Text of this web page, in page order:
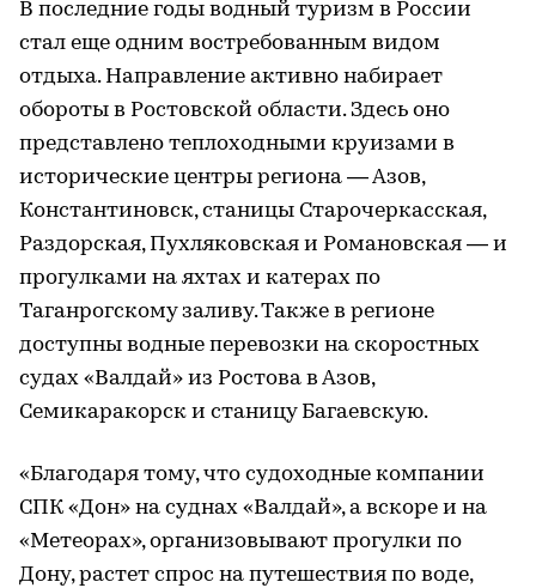
В последние годы водный туризм в России
стал еще одним востребованным видом
отдыха. Направление активно набирает
обороты в Ростовской области. Здесь оно
представлено теплоходными круизами в
исторические центры региона — Азов,
Константиновск, станицы Старочеркасская,
Раздорская, Пухляковская и Романовская — и
прогулками на яхтах и катерах по
Таганрогскому заливу. Также в регионе
доступны водные перевозки на скоростных
судах «Валдай» из Ростова в Азов,
Семикаракорск и станицу Багаевскую.
«Благодаря тому, что судоходные компании
СПК «Дон» на суднах «Валдай», а вскоре и на
«Метеорах», организовывают прогулки по
Дону, растет спрос на путешествия по воде,